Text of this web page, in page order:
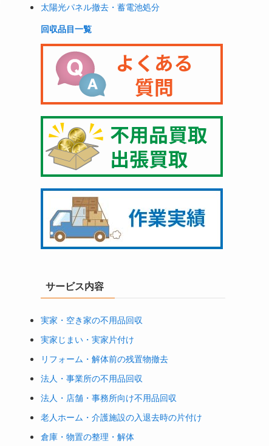
太陽光パネル撤去・蓄電池処分
回収品目一覧
サービス内容
実家・空き家の不用品回収
実家じまい・実家片付け
リフォーム・解体前の残置物撤去
法人・事業所の不用品回収
法人・店舗・事務所向け不用品回収
老人ホーム・介護施設の入退去時の片付け
倉庫・物置の整理・解体